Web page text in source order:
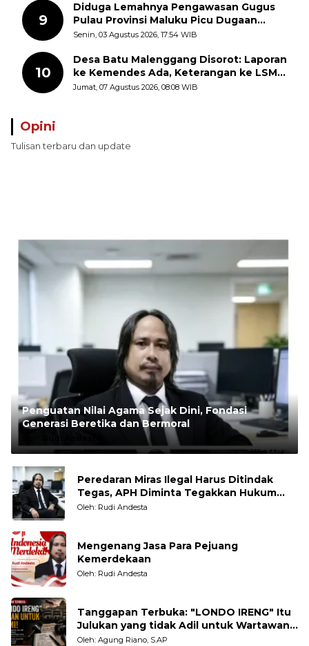
9
Diduga Lemahnya Pengawasan Gugus
Pulau Provinsi Maluku Picu Dugaan
Pungli terhadap Nelayan Bale-Bale di
Senin, 03 Agustus 2026, 17:54 WIB
10
Desa Batu Malenggang Disorot: Laporan
ke Kemendes Ada, Keterangan ke LSM
GMAS Berbeda
Jumat, 07 Agustus 2026, 08:08 WIB
Opini
Tulisan terbaru dan update
Penguatan Nilai Agama Sejak Dini, Fondasi
Generasi Beretika dan Bermoral
Rudi Andesta
Peredaran Miras Ilegal Harus Ditindak
Tegas, APH Diminta Tegakkan Hukum
Tanpa Pandang Bulu
Oleh: Rudi Andesta
Mengenang Jasa Para Pejuang
Kemerdekaan
Oleh: Rudi Andesta
Tanggapan Terbuka: "LONDO IRENG" Itu
Julukan yang tidak Adil untuk Wartawan,
Pengamat dan LSM
Oleh: Agung Riano, S.AP